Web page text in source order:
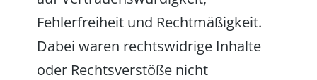
Fehlerfreiheit und Rechtmäßigkeit.
Dabei waren rechtswidrige Inhalte
oder Rechtsverstöße nicht